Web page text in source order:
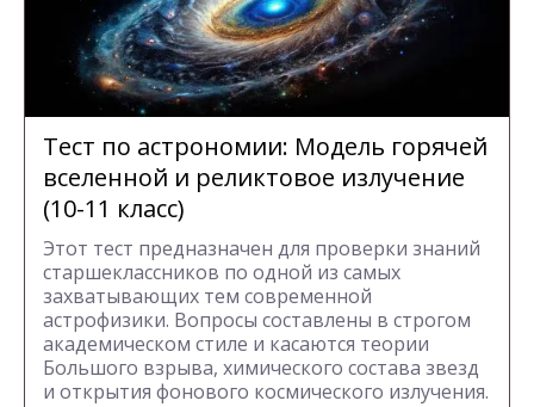
Тест по астрономии: Модель горячей
вселенной и реликтовое излучение
(10-11 класс)
Этот тест предназначен для проверки знаний
старшеклассников по одной из самых
захватывающих тем современной
астрофизики. Вопросы составлены в строгом
академическом стиле и касаются теории
Большого взрыва, химического состава звезд
и открытия фонового космического излучения.